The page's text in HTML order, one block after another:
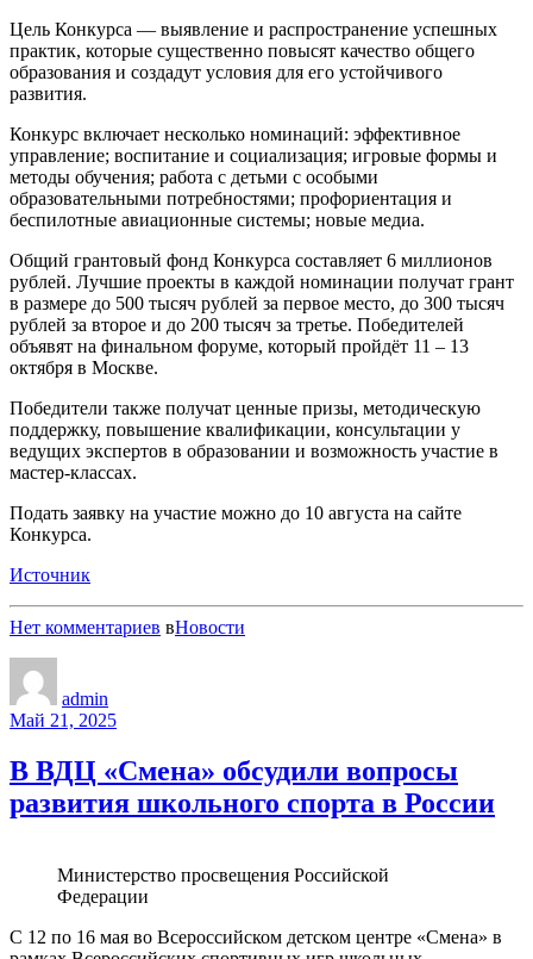
Цель Конкурса — выявление и распространение успешных
практик, которые существенно повысят качество общего
образования и создадут условия для его устойчивого
развития.
Конкурс включает несколько номинаций: эффективное
управление; воспитание и социализация; игровые формы и
методы обучения; работа с детьми с особыми
образовательными потребностями; профориентация и
беспилотные авиационные системы; новые медиа.
Общий грантовый фонд Конкурса составляет 6 миллионов
рублей. Лучшие проекты в каждой номинации получат грант
в размере до 500 тысяч рублей за первое место, до 300 тысяч
рублей за второе и до 200 тысяч за третье. Победителей
объявят на финальном форуме, который пройдёт 11 – 13
октября в Москве.
Победители также получат ценные призы, методическую
поддержку, повышение квалификации, консультации у
ведущих экспертов в образовании и возможность участие в
мастер-классах.
Подать заявку на участие можно до 10 августа на сайте
Конкурса.
Источник
Нет комментариев вНовости
admin
Май 21, 2025
В ВДЦ «Смена» обсудили вопросы
развития школьного спорта в России
Министерство просвещения Российской
Федерации
С 12 по 16 мая во Всероссийском детском центре «Смена» в